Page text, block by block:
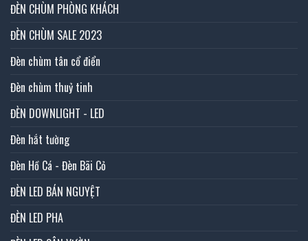
ĐÈN CHÙM PHÒNG KHÁCH
ĐÈN CHÙM SALE 2023
Đèn chùm tân cổ điển
Đèn chùm thuỷ tinh
ĐÈN DOWNLIGHT - LED
Đèn hắt tường
Đèn Hồ Cá - Đèn Bãi Cỏ
ĐÈN LED BÁN NGUYỆT
ĐÈN LED PHA